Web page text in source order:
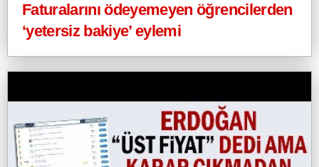
Faturalarını ödeyemeyen öğrencilerden
‘yetersiz bakiye’ eylemi